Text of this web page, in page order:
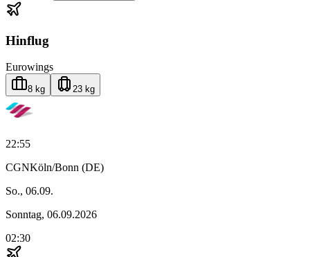
Hinflug
Eurowings
8 kg 23 kg
22:55
CGNKöln/Bonn (DE)
So., 06.09.
Sonntag, 06.09.2026
02:30